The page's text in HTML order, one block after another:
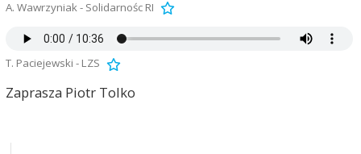
A. Wawrzyniak - Solidarnośc RI
T. Paciejewski - LZS
Zaprasza Piotr Tolko